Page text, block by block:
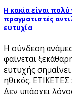
Η κακία είναι
πραγματιστές
ευτυχία
Η σύνδεση
φαίνεται
ευτυχής
ηθικός.
Δεν υπάρχει